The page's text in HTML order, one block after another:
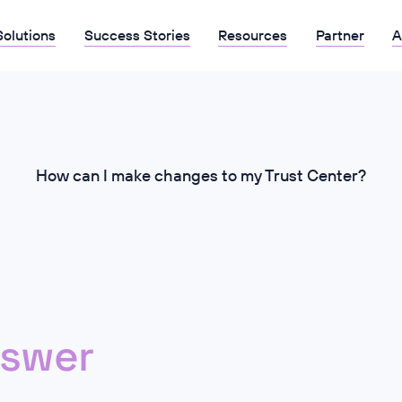
Success Stories Resources Partner
How can I make changes to my Trust Center?‍